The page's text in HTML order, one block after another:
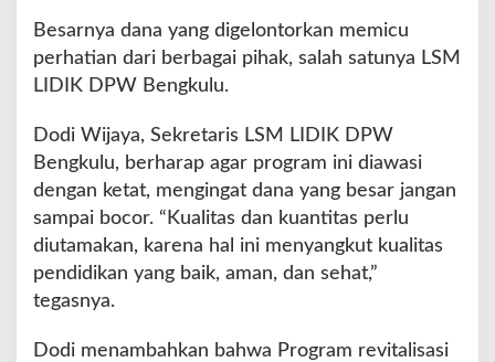
Besarnya dana yang digelontorkan memicu
perhatian dari berbagai pihak, salah satunya LSM
LIDIK DPW Bengkulu.
Dodi Wijaya, Sekretaris LSM LIDIK DPW
Bengkulu, berharap agar program ini diawasi
dengan ketat, mengingat dana yang besar jangan
sampai bocor. “Kualitas dan kuantitas perlu
diutamakan, karena hal ini menyangkut kualitas
pendidikan yang baik, aman, dan sehat,”
tegasnya.
Dodi menambahkan bahwa Program revitalisasi